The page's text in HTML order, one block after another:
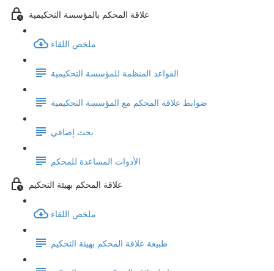
علاقة المحكم بالمؤسسة التحكيمية
ملخص اللقاء
القواعد المنظمة للمؤسسة التحكيمية
ضوابط علاقة المحكم مع المؤسسة التحكيمية
بحث إضافي
الأدوات المساعدة للمحكم
علاقة المحكم بهيئة التحكيم
ملخص اللقاء
طبيعة علاقة المحكم بهيئة التحكيم